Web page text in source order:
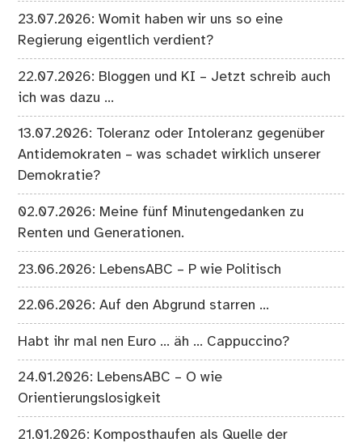
23.07.2026: Womit haben wir uns so eine
Regierung eigentlich verdient?
22.07.2026: Bloggen und KI – Jetzt schreib auch
ich was dazu …
13.07.2026: Toleranz oder Intoleranz gegenüber
Antidemokraten – was schadet wirklich unserer
Demokratie?
02.07.2026: Meine fünf Minutengedanken zu
Renten und Generationen.
23.06.2026: LebensABC – P wie Politisch
22.06.2026: Auf den Abgrund starren …
Habt ihr mal nen Euro … äh … Cappuccino?
24.01.2026: LebensABC – O wie
Orientierungslosigkeit
21.01.2026: Komposthaufen als Quelle der